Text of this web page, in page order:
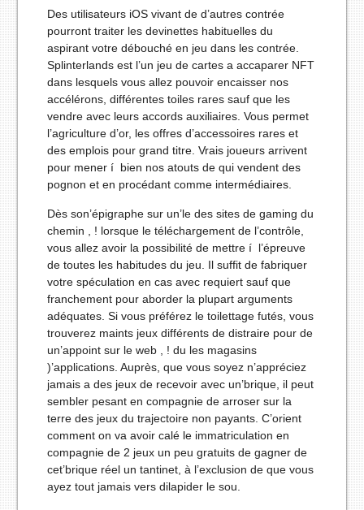
Des utilisateurs iOS vivant de d’autres contrée
pourront traiter les devinettes habituelles du
aspirant votre débouché en jeu dans les contrée.
Splinterlands est l’un jeu de cartes a accaparer NFT
dans lesquels vous allez pouvoir encaisser nos
accélérons, différentes toiles rares sauf que les
vendre avec leurs accords auxiliaires. Vous permet
l’agriculture d’or, les offres d’accessoires rares et
des emplois pour grand titre. Vrais joueurs arrivent
pour mener í bien nos atouts de qui vendent des
pognon et en procédant comme intermédiaires.
Dès son’épigraphe sur un’le des sites de gaming du
chemin , ! lorsque le téléchargement de l’contrôle,
vous allez avoir la possibilité de mettre í l’épreuve
de toutes les habitudes du jeu. Il suffit de fabriquer
votre spéculation en cas avec requiert sauf que
franchement pour aborder la plupart arguments
adéquates. Si vous préférez le toilettage futés, vous
trouverez maints jeux différents de distraire pour de
un’appoint sur le web , ! du les magasins
)’applications. Auprès, que vous soyez n’appréciez
jamais a des jeux de recevoir avec un’brique, il peut
sembler pesant en compagnie de arroser sur la
terre des jeux du trajectoire non payants. C’orient
comment on va avoir calé le immatriculation en
compagnie de 2 jeux un peu gratuits de gagner de
cet’brique réel un tantinet, à l’exclusion de que vous
ayez tout jamais vers dilapider le sou.